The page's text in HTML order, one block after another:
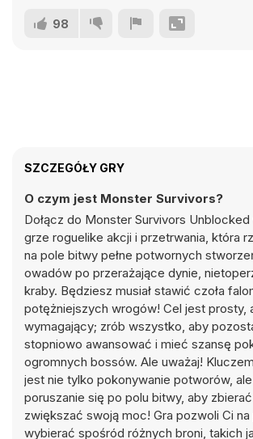
98
SZCZEGÓŁY GRY
O czym jest Monster Survivors?
Dołącz do Monster Survivors
grze roguelike akcji i przetrwania, która
na pole bitwy pełne potwornych
owadów po przerażające dynie,
kraby. Będziesz musiał stawić czoła
potężniejszych wrogów! Cel jest prosty,
wymagający; zrób wszystko, aby
stopniowo awansować i mieć szansę
ogromnych bossów. Ale uważaj!
jest nie tylko pokonywanie potworów,
poruszanie się po polu bitwy, aby zbierać
zwiększać swoją moc! Gra pozwoli Ci
wybierać spośród różnych broni, takich